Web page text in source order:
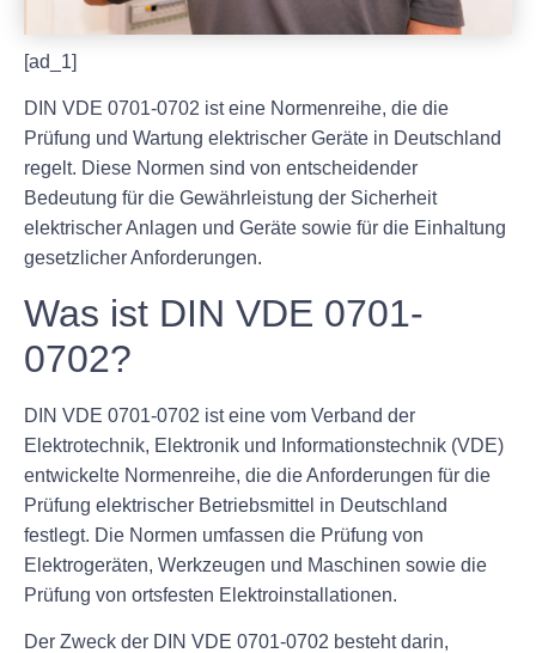
[ad_1]
DIN VDE 0701-0702 ist eine Normenreihe, die die
Prüfung und Wartung elektrischer Geräte in Deutschland
regelt. Diese Normen sind von entscheidender
Bedeutung für die Gewährleistung der Sicherheit
elektrischer Anlagen und Geräte sowie für die Einhaltung
gesetzlicher Anforderungen.
Was ist DIN VDE 0701-
0702?
DIN VDE 0701-0702 ist eine vom Verband der
Elektrotechnik, Elektronik und Informationstechnik (VDE)
entwickelte Normenreihe, die die Anforderungen für die
Prüfung elektrischer Betriebsmittel in Deutschland
festlegt. Die Normen umfassen die Prüfung von
Elektrogeräten, Werkzeugen und Maschinen sowie die
Prüfung von ortsfesten Elektroinstallationen.
Der Zweck der DIN VDE 0701-0702 besteht darin,